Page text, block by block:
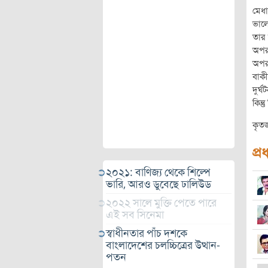
২০২১: বাণিজ্য থেকে শিল্পে
ভারি, আরও ডুবেছে ঢালিউড
২০২২ সালে মুক্তি পেতে পারে
এই সব সিনেমা
স্বাধীনতার পাঁচ দশকে
বাংলাদেশের চলচ্চিত্রের উত্থান-
পতন
তার